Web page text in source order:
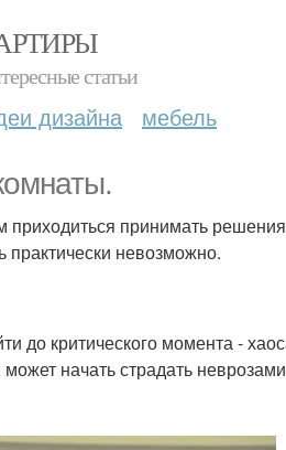
статьи
дизайна мебель
принимать решения
практически невозможно.
до критического момента -
начать страдать